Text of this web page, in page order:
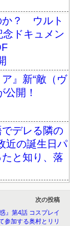
か？ ウルト
ドキュメン
』新“敵（ヴ
公開！
でデレる隣の
近の誕生日パ
と知り、落
次の投稿
』第4話 コスプレイ
参加する奥村とリリ